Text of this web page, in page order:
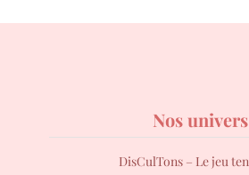
Nos univers
DisCulTons – Le jeu